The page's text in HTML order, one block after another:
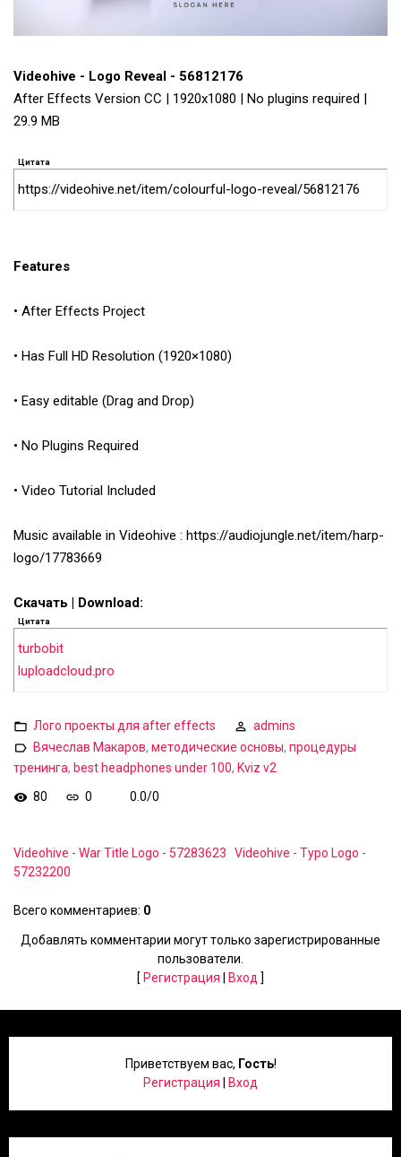
Videohive - Logo Reveal - 56812176
After Effects Version CC | 1920x1080 | No plugins required |
29.9 MB
Цитата
https://videohive.net/item/colourful-logo-reveal/56812176
Features
• After Effects Project
• Has Full HD Resolution (1920×1080)
• Easy editable (Drag and Drop)
• No Plugins Required
• Video Tutorial Included
Music available in Videohive : https://audiojungle.net/item/harp-
logo/17783669
Скачать | Download:
Цитата
turbobit
luploadcloud.pro
Лого проекты для after effects
admins
Вячеслав Макаров, методические основы, процедуры
тренинга, best headphones under 100, Kviz v2
80
0 0.0/0
Videohive - War Title Logo - 57283623
Videohive - Typo Logo -
57232200
Всего комментариев: 0
Добавлять комментарии могут только зарегистрированные
пользователи.
[ Регистрация Вход ]
Приветствуем вас, Гость!
Регистрация
Вход